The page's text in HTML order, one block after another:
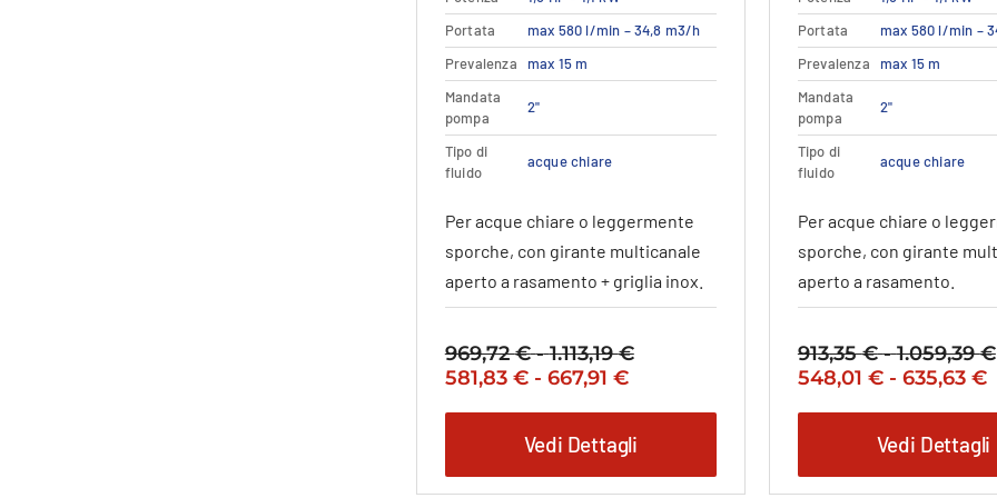
prodotto
ha
più
varianti.
opzioni
possono
scelte
nella
pagina
del
prodotto
Portata
max 580 l/min – 34,8 m3/h
Prevalenza
max 15 m
Mandata
pompa
2"
Tipo di
fluido
acque chiare
Per acque chiare o leggermente
sporche, con girante multicanale
aperto a rasamento + griglia inox.
969,72€ - 1.113,19€Fascia
969,72 €
a
Il
969,72 €
581,83 € - 667,91 €Fascia
da
581,83 €
Il
è:
581,83 €
Vedi Dettagli
prodotto
ha
più
varianti.
opzioni
possono
scelte
nella
pagina
del
prodotto
Portata
max 580 l/min –
Prevalenza
max 15 m
Mandata
pompa
2"
Tipo di
fluido
acque chiare
Per acque chiare o
sporche, con girante
aperto a rasamento.
913,35€ - 1.059,39€
Il
913,35 €
548,01 € - 635,63 €Il
è:
Vedi Dettagli